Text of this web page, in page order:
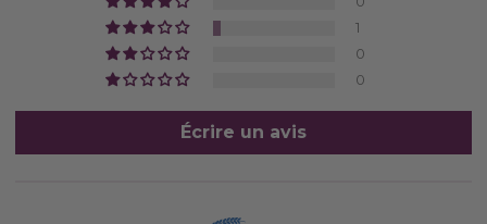
1
0
0
Écrire un avis